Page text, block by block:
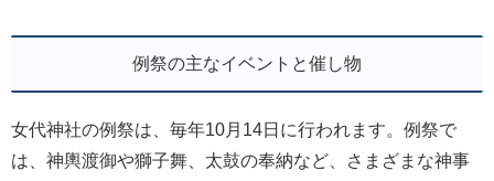
例祭の主なイベントと催し物
女代神社の例祭は、毎年10月14日に行われます。例祭で
は、神輿渡御や獅子舞、太鼓の奉納など、さまざまな神事